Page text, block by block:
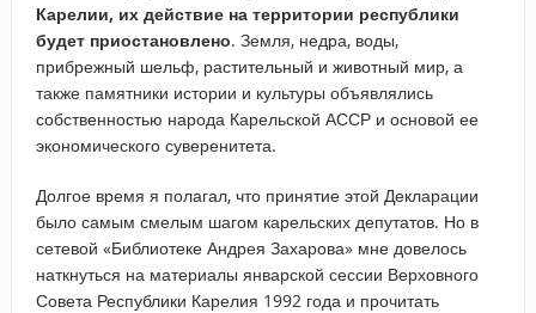
Карелии, их действие на территории республики
будет приостановлено. Земля, недра, воды,
прибрежный шельф, растительный и животный мир, а
также памятники истории и культуры объявлялись
собственностью народа Карельской АССР и основой ее
экономического суверенитета.
Долгое время я полагал, что принятие этой Декларации
было самым смелым шагом карельских депутатов. Но в
сетевой «Библиотеке Андрея Захарова» мне довелось
наткнуться на материалы январской сессии Верховного
Совета Республики Карелия 1992 года и прочитать